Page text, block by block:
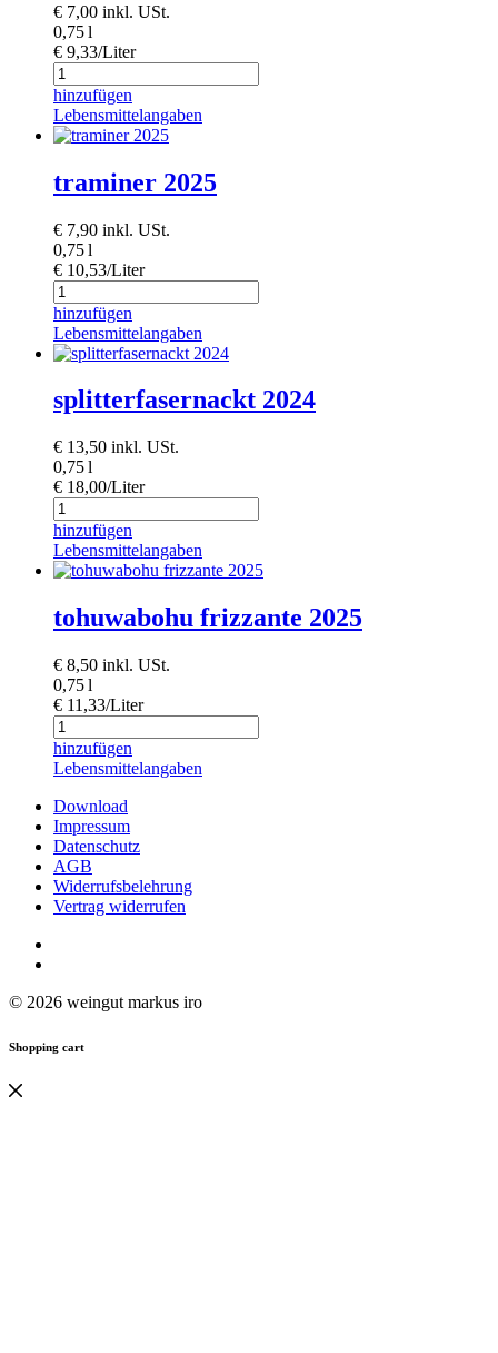
€ 7,00 inkl. USt.
0,75 l
€ 9,33/Liter
hinzufügen
Lebensmittelangaben
traminer 2025
€ 7,90 inkl. USt.
0,75 l
€ 10,53/Liter
hinzufügen
Lebensmittelangaben
splitterfasernackt 2024
€ 13,50 inkl. USt.
0,75 l
€ 18,00/Liter
hinzufügen
Lebensmittelangaben
tohuwabohu frizzante 2025
€ 8,50 inkl. USt.
0,75 l
€ 11,33/Liter
hinzufügen
Lebensmittelangaben
Download
Impressum
Datenschutz
AGB
Widerrufsbelehrung
Vertrag widerrufen
© 2026 weingut markus iro
Shopping cart